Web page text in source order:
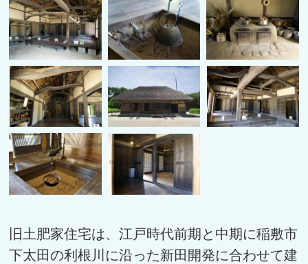
旧土肥家住宅は、江戸時代前期と中期に稲敷市
下太田の利根川に沿った新田開発に合わせて建